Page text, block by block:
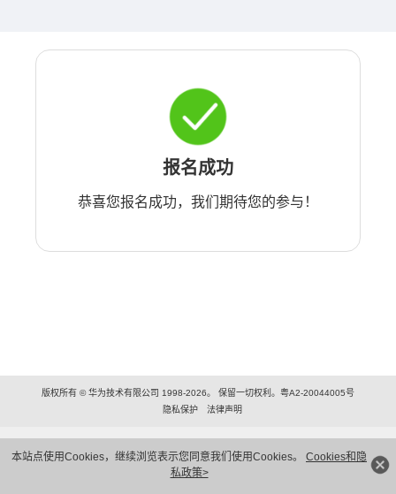
本站点使用Cookies，继续浏览表示您同意我们使用Cookies。 Cookies和隐
私政策>
报名成功
恭喜您报名成功，我们期待您的参与！
版权所有 © 华为技术有限公司 1998-2026。 保留一切权利。粤A2-20044005号
隐私保护
法律声明